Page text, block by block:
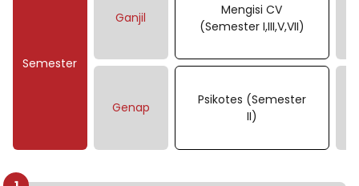
Semester
Ganjil
Mengisi CV
(Semester I,III,V,VII)
Genap
Psikotes (Semester
II)